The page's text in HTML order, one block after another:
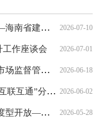
深化标准制度改革 筑牢公平竞争根基——海南省建立地方标准公平... 2026-07-10
工作座谈会 2026-07-01
深耕国际标准 赋能开放发展——海南省市场监督管理局举办国际标... 2026-06-18
海南蓝碳会议“蓝碳标准体系构建与国际互联互通”分论坛成功举办 2026-06-02
深化标准化交流与合作 稳步扩大标准制度型开放——标准制度型开... 2026-05-28